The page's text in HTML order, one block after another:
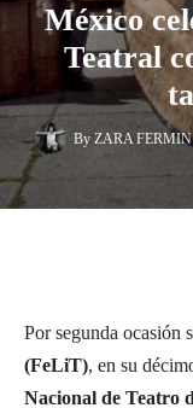
México
Teatral
By ZARA
Por segunda ocasión
(FeLiT), en su
Nacional de Teatro